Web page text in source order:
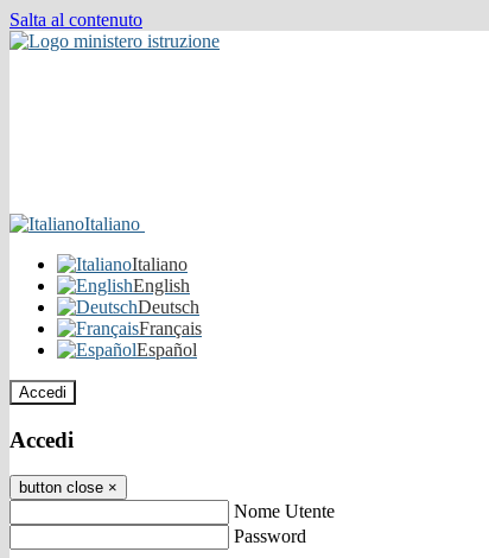
Salta al contenuto
Italiano
Italiano
English
Deutsch
Français
Español
Accedi
Accedi
button close ×
Nome Utente
Password